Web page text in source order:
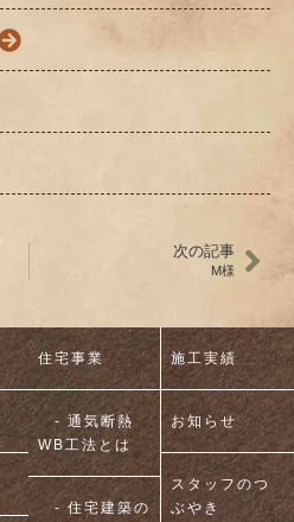
次の記事
M様
住宅事業
- 通気断熱
WB工法とは
- 住宅建築の
施工実績
お知らせ
スタッフのつ
ぶやき